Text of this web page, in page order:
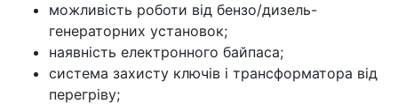
можливість роботи від бензо/дизель-
генераторних установок;
наявність електронного байпаса;
система захисту ключів і трансформатора від
перегріву;